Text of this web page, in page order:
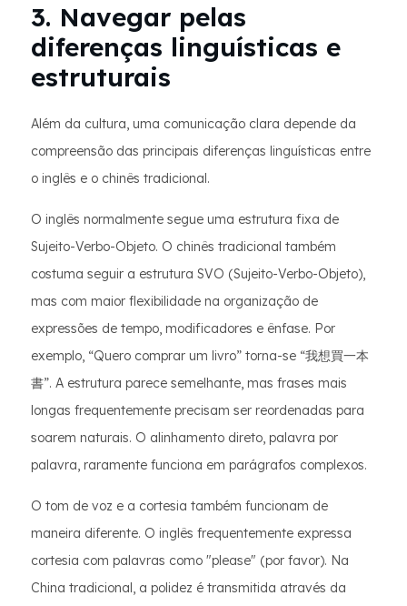
3. Navegar pelas
diferenças linguísticas e
estruturais
Além da cultura, uma comunicação clara depende da
compreensão das principais diferenças linguísticas entre
o inglês e o chinês tradicional.
O inglês normalmente segue uma estrutura fixa de
Sujeito-Verbo-Objeto. O chinês tradicional também
costuma seguir a estrutura SVO (Sujeito-Verbo-Objeto),
mas com maior flexibilidade na organização de
expressões de tempo, modificadores e ênfase. Por
exemplo, “Quero comprar um livro” torna-se “我想買一本
書”. A estrutura parece semelhante, mas frases mais
longas frequentemente precisam ser reordenadas para
soarem naturais. O alinhamento direto, palavra por
palavra, raramente funciona em parágrafos complexos.
O tom de voz e a cortesia também funcionam de
maneira diferente. O inglês frequentemente expressa
cortesia com palavras como "please" (por favor). Na
China tradicional, a polidez é transmitida através da